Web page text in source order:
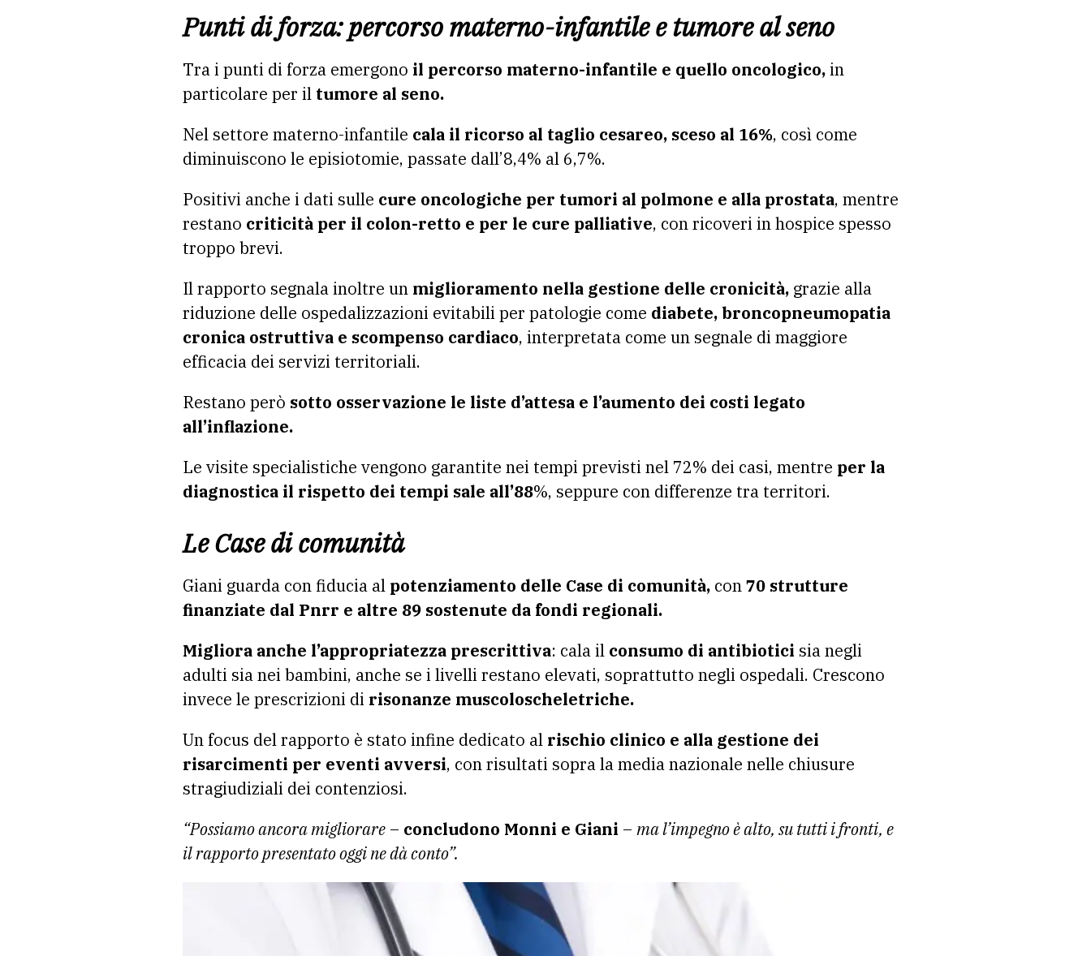
Punti di forza: percorso materno-infantile e tumore al seno
Tra i punti di forza emergono il percorso materno-infantile e quello oncologico,in
particolare per il tumore al seno.
Nel settore materno-infantile cala il ricorso al taglio cesareo, sceso al 16%, così come
diminuiscono le episiotomie, passate dall’8,4% al 6,7%.
Positivi anche i dati sulle cure oncologiche per tumori al polmone e alla prostata, mentre
restano criticità per il colon-retto e per le cure palliative, con ricoveri in hospice spesso
troppo brevi.
Il rapporto segnala inoltre un miglioramento nella gestione delle cronicità, grazie alla
riduzione delle ospedalizzazioni evitabili per patologie come diabete, broncopneumopatia
cronica ostruttiva e scompenso cardiaco, interpretata come un segnale di maggiore
efficacia dei servizi territoriali.
Restano però sotto osservazione le liste d’attesa e l’aumento dei costi legato
all’inflazione.
Le visite specialistiche vengono garantite nei tempi previsti nel 72% dei casi, mentre per la
diagnostica il rispetto dei tempi sale all’88%, seppure con differenze tra territori.
Le Case di comunità
Giani guarda con fiducia al potenziamento delle Case di comunità, con70 strutture
finanziate dal Pnrr e altre 89 sostenute da fondi regionali.
Migliora anche l’appropriatezza prescrittiva: cala il consumo di antibiotici sia negli
adulti sia nei bambini, anche se i livelli restano elevati, soprattutto negli ospedali. Crescono
invece le prescrizioni di risonanze muscoloscheletriche.
Un focus del rapporto è stato infine dedicato al rischio clinico e alla gestione dei
risarcimenti per eventi avversi, con risultati sopra la media nazionale nelle chiusure
stragiudiziali dei contenziosi.
“Possiamo ancora migliorare – concludono Monni e Giani – ma l’impegno è alto, su tutti i fronti, e
il rapporto presentato oggi ne dà conto”.